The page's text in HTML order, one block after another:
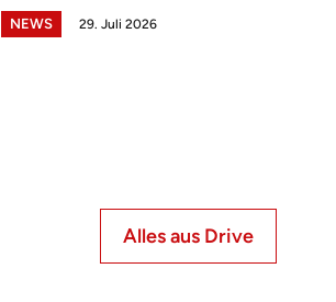
NEWS 29. Juli 2026
Alles aus Drive